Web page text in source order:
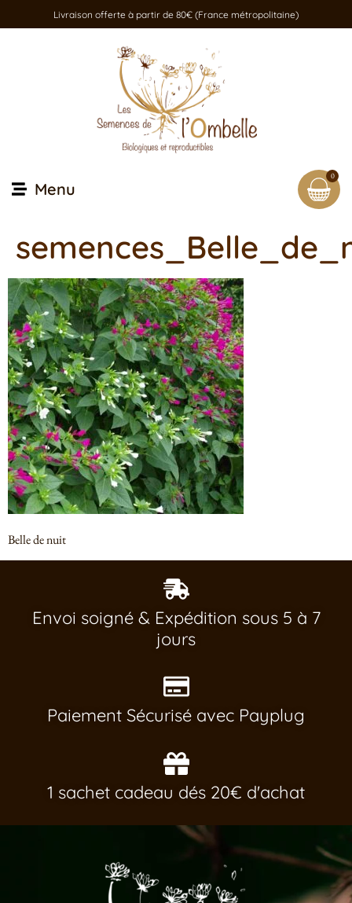
Livraison offerte à partir de 80€ (France métropolitaine)
Menu
0
Belle de nuit
Envoi soigné & Expédition sous 5 à 7
jours
Paiement Sécurisé avec Payplug
1 sachet cadeau dés 20€ d'achat